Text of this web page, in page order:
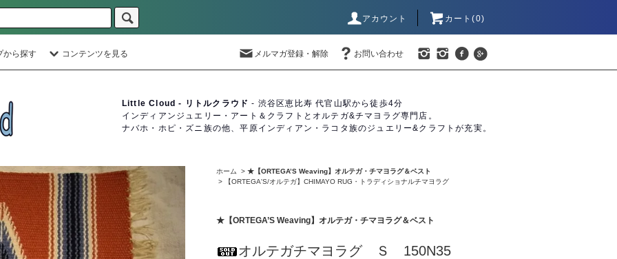
アカウント カート(0)
から探す コンテンツを見る メルマガ登録・解除 お問い合わせ
Little Cloud - リトルクラウド - 渋谷区恵比寿 代官山駅から徒歩4分
インディアンジュエリー・アート＆クラフトとオルテガ&チマヨラグ専門店。
ナバホ・ホピ・ズニ族の他、平原インディアン・ラコタ族のジュエリー&クラフトが充実。
ホーム > ★【ORTEGA’S Weaving】オルテガ・チマヨラグ＆ベスト
>
【ORTEGA'S/オルテガ】CHIMAYO RUG・トラディショナルチマヨラグ
★【ORTEGA’S Weaving】オルテガ・チマヨラグ＆ベスト
オルテガチマヨラグ Ｓ 150N35